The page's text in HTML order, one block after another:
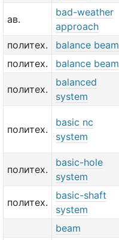
ав.
bad-weather
approach
политех.
balance beam
политех.
balance beam
политех.
balanced
system
политех.
basic nc
system
политех.
basic-hole
system
политех.
basic-shaft
system
beam